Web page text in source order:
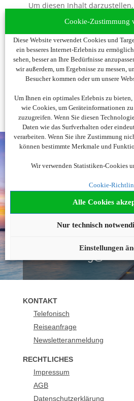
Cookie-Zustimmung
Diese Website verwendet Cookies und
ein besseres Internet-Erlebnis zu
sehen, besser an Ihre Bedürfnisse
wir außerdem, um Ergebnisse zu messen,
Besucher kommen oder um unsere
Um Ihnen ein optimales Erlebnis zu
wie Cookies, um Geräteinformationen
zuzugreifen. Wenn Sie diesen
Daten wie das Surfverhalten oder
verarbeiten. Wenn Sie ihre Zustimmung
können bestimmte Merkmale und
Wir verwenden Statistiken-Cookies
Cookie-
Alle Cookies
Nur technisch
Einstellungen
Um diesen Inhalt
die Cookies. Es werden ggf.
Daten
Cookies
Noch nicht
Wir beraten
KONTAKT
Telefonisch
Reiseanfrage
Newsletteranmeldung
RECHTLICHES
Impressum
AGB
Datenschutzerklärung